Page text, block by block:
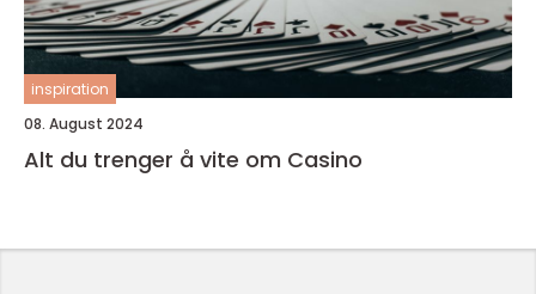
inspiration
08. August 2024
Alt du trenger å vite om Casino